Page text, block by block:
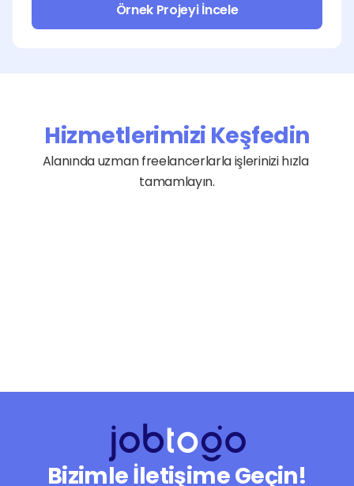
Örnek Projeyi İncele
Hizmetlerimizi Keşfedin
Alanında uzman freelancerlarla işlerinizi hızla
tamamlayın.
Bizimle İletişime Geçin!